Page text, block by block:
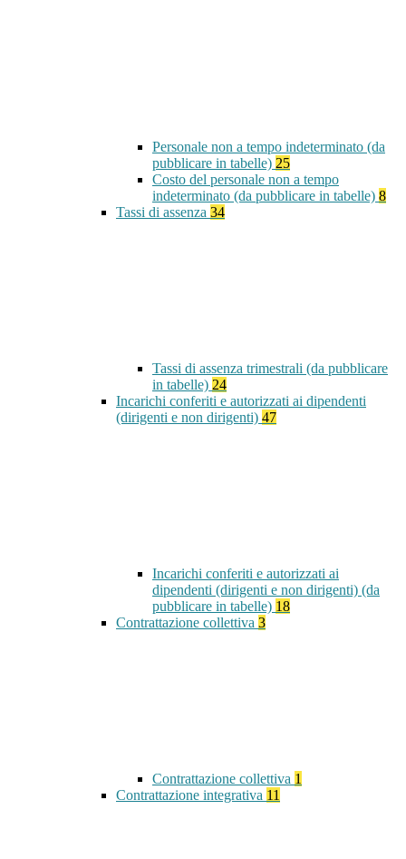
Personale non a tempo indeterminato (da
pubblicare in tabelle) 25
Costo del personale non a tempo
indeterminato (da pubblicare in tabelle) 8
Tassi di assenza 34
Tassi di assenza trimestrali (da pubblicare
in tabelle) 24
Incarichi conferiti e autorizzati ai dipendenti
(dirigenti e non dirigenti) 47
Incarichi conferiti e autorizzati ai
dipendenti (dirigenti e non dirigenti) (da
pubblicare in tabelle) 18
Contrattazione collettiva 3
Contrattazione collettiva 1
Contrattazione integrativa 11